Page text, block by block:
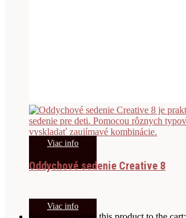
Viac info
Oddychové sedenie Creative 8
Viac info